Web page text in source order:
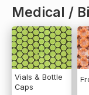
Medical /
Vials & Bottle
Caps